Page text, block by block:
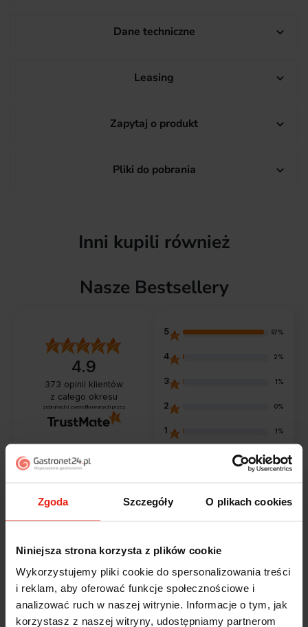
Zgoda Szczegóły O plikach cookies
Niniejsza strona korzysta z plików cookie
Wykorzystujemy pliki cookie do spersonalizowania treści
i reklam, aby oferować funkcje społecznościowe i
analizować ruch w naszej witrynie. Informacje o tym, jak
korzystasz z naszej witryny, udostępniamy partnerom
Dane techniczne 
Leasing 
Zapytaj o produkt 
Pliki do pobrania 
Inni kupili również
Nasze Bestsellery
4.9
373 opinii klientów
z całego okresu
zebranych i zweryfikowanych przez
5 97%
4 2%
3 1%
2 0%
1 1%
Opinie klientów
Marcin zweryfikowano
5